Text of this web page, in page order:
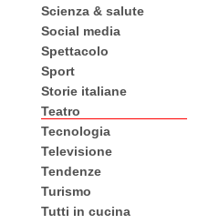
Scienza & salute
Social media
Spettacolo
Sport
Storie italiane
Teatro
Tecnologia
Televisione
Tendenze
Turismo
Tutti in cucina